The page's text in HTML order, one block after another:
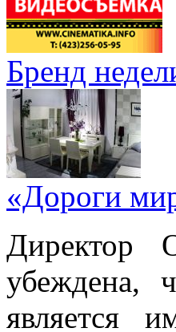
Бренд
«Дороги
Директор
убеждена,
является